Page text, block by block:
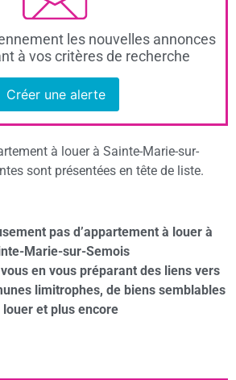
les nouvelles annonces
à vos critères de recherche
Créer une alerte
à louer à Sainte-Marie-sur-
sont présentées en tête de liste.
pas d’appartement à louer à
Marie-sur-Semois
en vous préparant des liens vers
limitrophes, de biens semblables
louer et plus encore